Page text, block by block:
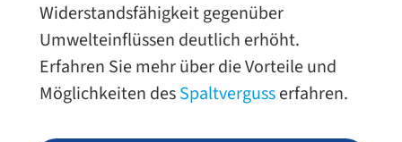
Widerstandsfähigkeit gegen­über
Umwelteinflüssen deut­lich erhöht.
Erfahren Sie mehr über die Vorteile und
Möglichkeiten desSpaltvergusserfahren.